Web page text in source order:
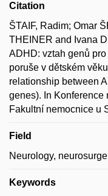
Citation
ŠTAIF, Radim; Omar
THEINER and Ivana
ADHD: vztah genů
poruše v dětském
relationship between
genes). In Konference
Fakultní nemocnice u
Field
Neurology,
Keywords